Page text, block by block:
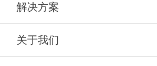
解决方案
关于我们